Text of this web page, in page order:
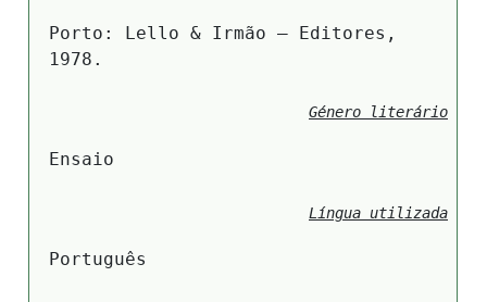
Porto: Lello & Irmão – Editores,
1978.
Género literário
Ensaio
Língua utilizada
Português